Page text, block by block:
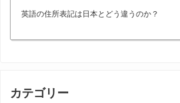
英語の住所表記は日本とどう違うのか？
カテゴリー